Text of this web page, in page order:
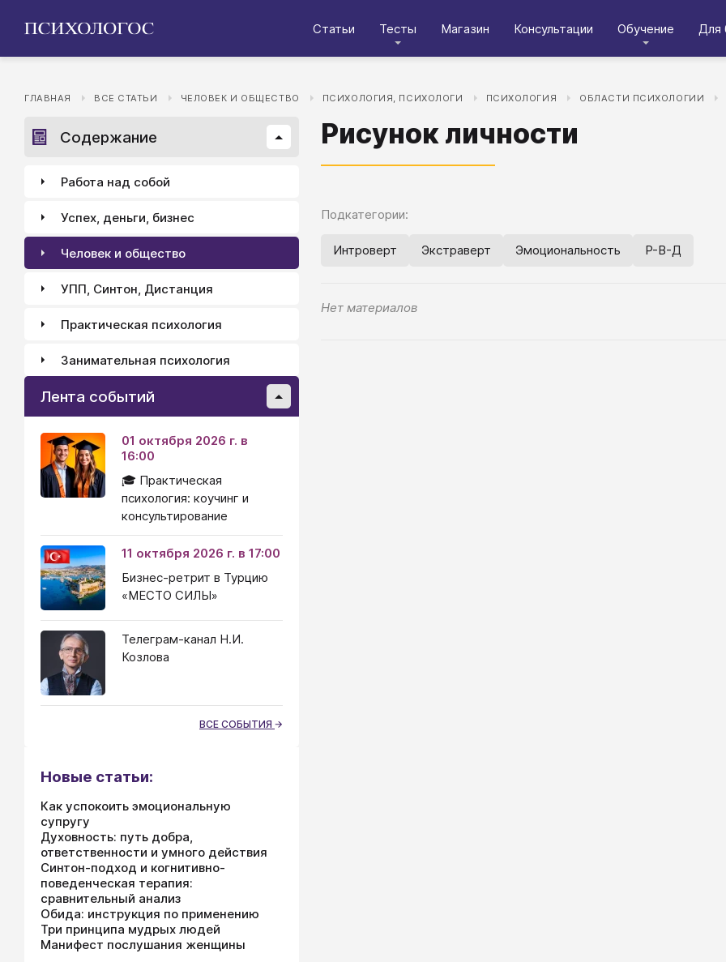
Статьи Тесты Магазин Консультации Обучение Для
ГЛАВНАЯ ВСЕ СТАТЬИ ЧЕЛОВЕК И ОБЩЕСТВО ПСИХОЛОГИЯ, ПСИХОЛОГИ ПСИХОЛОГИЯ ОБЛАСТИ ПСИХОЛОГИИ
Рисунок личности
Подкатегории:
Интроверт Экстраверт Эмоциональность Р-В-Д
Нет материалов
Содержание
Работа над собой
Успех, деньги, бизнес
Человек и общество
УПП, Синтон, Дистанция
Практическая психология
Занимательная психология
Лента событий
01 октября 2026 г. в
16:00
🎓 Практическая
психология: коучинг и
консультирование
11 октября 2026 г. в 17:00
Бизнес-ретрит в Турцию
«МЕСТО СИЛЫ»
Телеграм-канал Н.И.
Козлова
ВСЕ СОБЫТИЯ
Новые статьи:
Как успокоить эмоциональную
супругу
Духовность: путь добра,
ответственности и умного действия
Синтон-подход и когнитивно-
поведенческая терапия:
сравнительный анализ
Обида: инструкция по применению
Три принципа мудрых людей
Манифест послушания женщины